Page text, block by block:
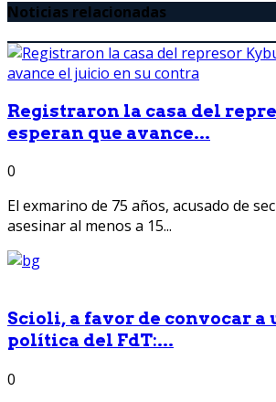
Noticias relacionadas
Registraron la casa del
esperan que avance...
0
El exmarino de 75 años, acusado de
asesinar al menos a 15...
Scioli, a favor de convocar a
política del FdT:...
0